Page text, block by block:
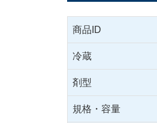
商品ID
冷蔵
剤型
規格・容量